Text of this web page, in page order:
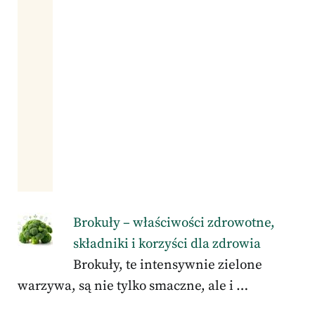
Brokuły – właściwości zdrowotne,
składniki i korzyści dla zdrowia
Brokuły, te intensywnie zielone
warzywa, są nie tylko smaczne, ale i …